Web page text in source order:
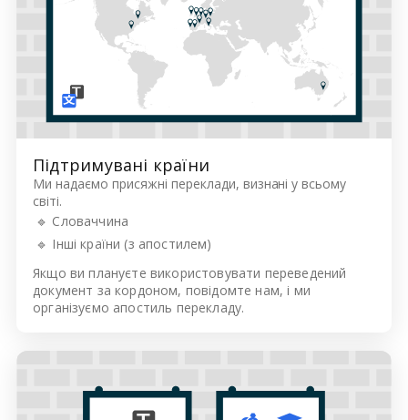
Підтримувані країни
Ми надаємо присяжні переклади, визнані у всьому
світі.
🔹 Словаччина
🔹 Інші країни (з апостилем)
Якщо ви плануєте використовувати переведений
документ за кордоном, повідомте нам, і ми
організуємо апостиль перекладу.